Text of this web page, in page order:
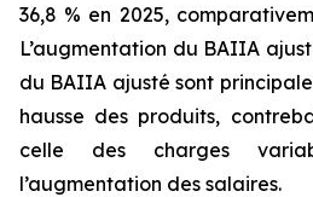
36,8 % en 2025,
L’augmentation du BAIIA
du BAIIA ajusté sont
hausse des produits,
celle des charges
l’augmentation des salaires.